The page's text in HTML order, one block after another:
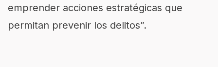
emprender acciones estratégicas que
permitan prevenir los delitos”.